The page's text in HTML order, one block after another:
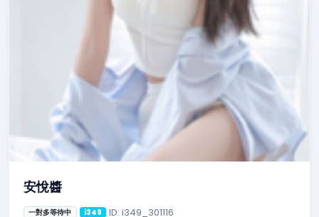
安悅醬
一對多等待中 i349 ID: i349_301116